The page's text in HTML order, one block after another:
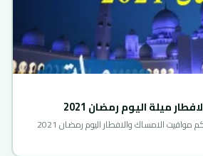
ميلة اليوم رمضان 2021
تقبل الله صيامكم ، نقدم لكم مواقيت الامساك والافطار اليوم رمضان 2021